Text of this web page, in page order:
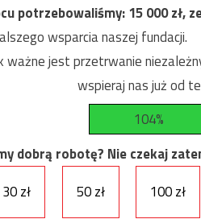
potrzebowaliśmy:15 000zł,
wsparcia naszej fundacji.
jest przetrwanie
wspieraj nas już od
104%
dobrą robotę? Nie czekaj
30 zł
50 zł 100 zł